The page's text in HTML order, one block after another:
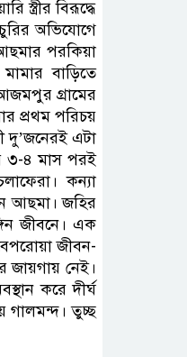
স্ত্রীর বিরূদ্ধে
চুরির অভিযোগে
পরকিয়া
বাড়িতে
গ্রামের
প্রথম পরিচয়
দু’জনেরই এটা
৩-৪ মাস পরই
কন্যা
আছমা। জহির
জীবনে। এক
জীবন-
নেই।
করে দীর্ঘ
গালমন্দ। তুচ্ছ